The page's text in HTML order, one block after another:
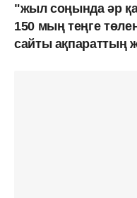
"жыл соңында әр
150 мың теңге
сайты ақпараттың